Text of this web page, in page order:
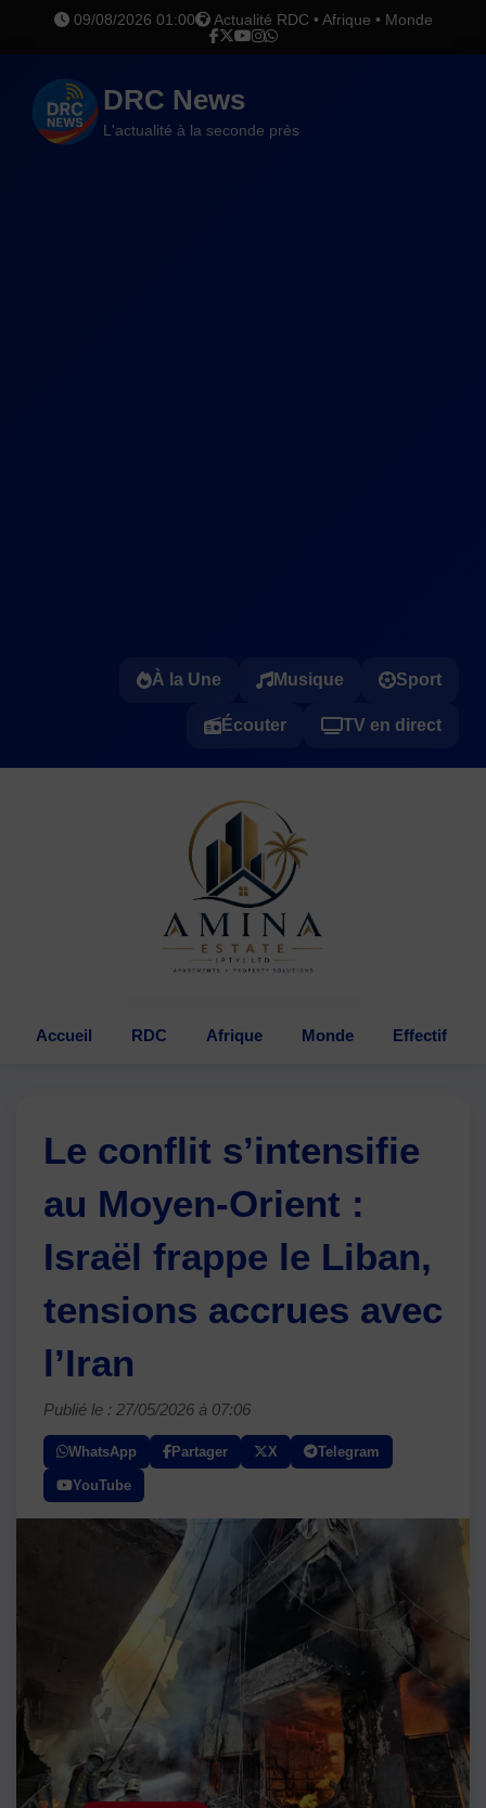
09/08/2026 01:00 Actualité RDC • Afrique • Monde
DRC News
L'actualité à la seconde près
À la Une Musique Sport
Écouter TV en direct
Accueil RDC Afrique Monde Effectif
Le conflit s’intensifie
au Moyen-Orient :
Israël frappe le Liban,
tensions accrues avec
l’Iran
Publié le : 27/05/2026 à 07:06
WhatsApp Partager X Telegram
YouTube